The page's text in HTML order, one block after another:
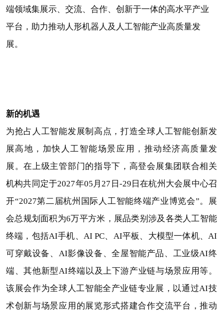
端领域集展示、交流、合作、创新于一体的高水平产业
平台，助力推动人形机器人及人工智能产业高质量发
展。
新的机遇
为抢占人工智能发展制高点，打造全球人工智能创新发
展高地，加快人工智能场景应用，推动经济高质量发
展。在上级主管部门的指导下，高登会展集团联合相关
机构共同定于2027年05月27日-29日在杭州大会展中心召
开“2027第二届杭州国际人工智能终端产业博览会”。展
会总规划面积为6万平方米，展品类别涉及各类人工智能
终端，包括AI手机、AI PC、AI平板、大模型一体机、AI
可穿戴设备、AI影像设备、全屋智能产品、工业级AI终
端、其他新型AI终端以及上下游产业链与场景应用等。
该展会作为全球人工智能全产业链专业展，以通过AI技
术创新与场景应用的展览形式搭建合作交流平台，推动